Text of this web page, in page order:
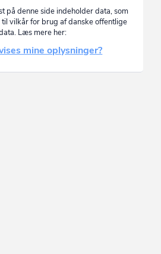
på denne side indeholder data, som
til vilkår for brug af danske offentlige
Læs mere her:
mine oplysninger?